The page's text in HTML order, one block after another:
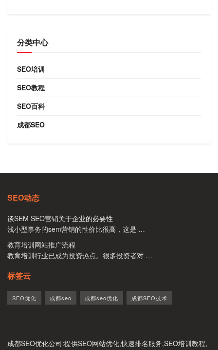
分类中心
SEO培训
SEO教程
SEO百科
成都SEO
SEO动态
谈SEM SEO营销关于企业的必要性
浅小型事务的sem营销的性价比很高，这是 …
教育培训网站推广流程
教育培训行业已成为投资热点。很多投资者对 …
标签云
SEO优化 成都seo 成都seo优化 成都SEO技术
成都SEO优化公司:提供SEO网站优化,快速排名服务,SEO培训教程,